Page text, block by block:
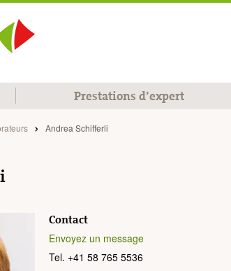
Prestations d’expert
Andrea Schifferli
Contact
Envoyez un message
Tel. +41 58 765 5536